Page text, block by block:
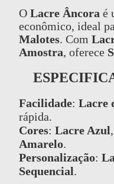
O Lacre Âncora é
econômico, ideal
Malotes. Com
Amostra, oferece
Facilidade: Lacre
rápida.
Cores: Lacre Azul,
Amarelo.
Personalização:
Sequencial.